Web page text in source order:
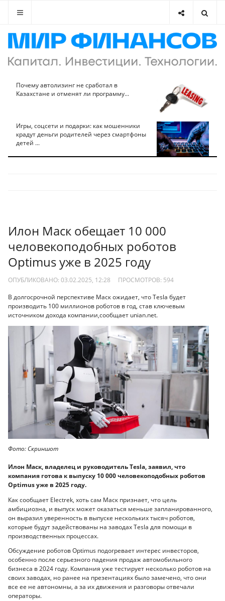
Почему автолизинг не сработал в
Казахстане и отменят ли программу...
Игры, соцсети и подарки: как мошенники
крадут деньги родителей через смартфоны
детей ...
Илон Маск обещает 10 000
человекоподобных роботов
Optimus уже в 2025 году
ОПУБЛИКОВАНО: 03.02.2025, 12:28 ПРОСМОТРОВ: 594
В долгосрочной перспективе Маск ожидает, что Tesla будет
производить 100 миллионов роботов в год, став ключевым
источником дохода компании,сообщает unian.net.
Фото: Скриншот
Илон Маск, владелец и руководитель Tesla, заявил, что
компания готова к выпуску 10 000 человекоподобных роботов
Optimus уже в 2025 году.
Как сообщает Electrek, хоть сам Маск признает, что цель
амбициозна, и выпуск может оказаться меньше запланированного,
он выразил уверенность в выпуске нескольких тысяч роботов,
которые будут задействованы на заводах Tesla для помощи в
производственных процессах.
Обсуждение роботов Optimus подогревает интерес инвесторов,
особенно после серьезного падения продаж автомобильного
бизнеса в 2024 году. Компания уже тестирует несколько роботов на
своих заводах, но ранее на презентациях было замечено, что они
все ее не автономны, а за их движения и разговоры отвечали
операторы.